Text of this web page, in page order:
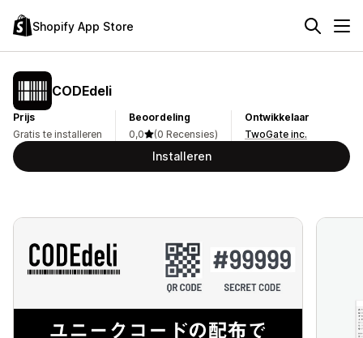
Shopify App Store
CODEdeli
Prijs
Gratis te installeren
Beoordeling
0,0
(0 Recensies)
Ontwikkelaar
TwoGate inc.
Installeren